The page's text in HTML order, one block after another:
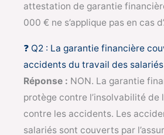
attestation de garantie
000 € ne s’applique pas en cas
❓ Q2 : La garantie financière
accidents du travail des salariés
Réponse : NON. La garantie
protège contre l’insolvabilité de
contre les accidents. Les
salariés sont couverts par